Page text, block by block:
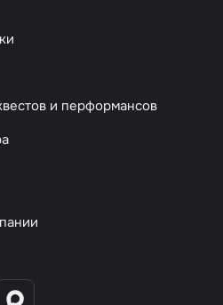
и перформансов